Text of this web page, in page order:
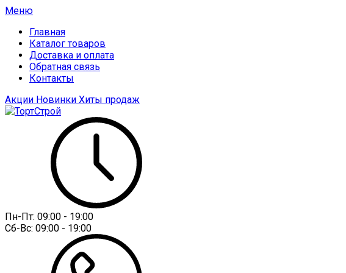
Меню
Главная
Каталог товаров
Доставка и оплата
Обратная связь
Контакты
Акции Новинки Хиты продаж
Пн-Пт: 09:00 - 19:00
Сб-Вс: 09:00 - 19:00